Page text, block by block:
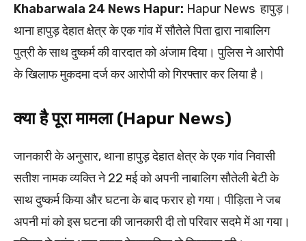
Khabarwala 24 News Hapur: Hapur News हापुड़।
थाना हापुड़ देहात क्षेत्र के एक गांव में सौतेले पिता द्वारा नाबालिग
पुत्री के साथ दुष्कर्म की वारदात को अंजाम दिया। पुलिस ने आरोपी
के खिलाफ मुकदमा दर्ज कर आरोपी को गिरफ्तार कर लिया है।
क्या है पूरा मामला (Hapur News)
जानकारी के अनुसार, थाना हापुड़ देहात क्षेत्र के एक गांव निवासी
सतीश नामक व्यक्ति ने 22 मई को अपनी नाबालिग सौतेली बेटी के
साथ दुष्कर्म किया और घटना के बाद फरार हो गया। पीड़िता ने जब
अपनी मां को इस घटना की जानकारी दी तो परिवार सदमे में आ गया।